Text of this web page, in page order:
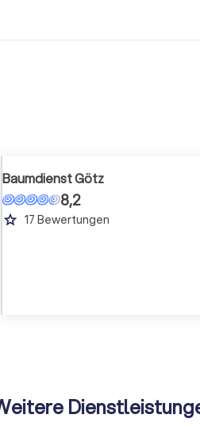
Baumdienst Götz
8,2
grade 17 Bewertungen